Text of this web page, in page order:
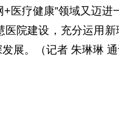
+医疗健康”领域又迈进
院建设，充分运用
展。（记者 朱琳琳 通